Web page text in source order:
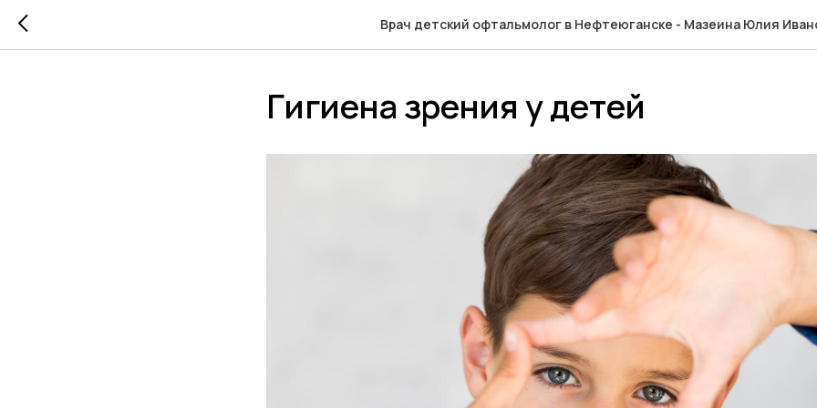
Врач детский офтальмолог в Нефтеюганске - Мазеина Юлия
Гигиена зрения у детей